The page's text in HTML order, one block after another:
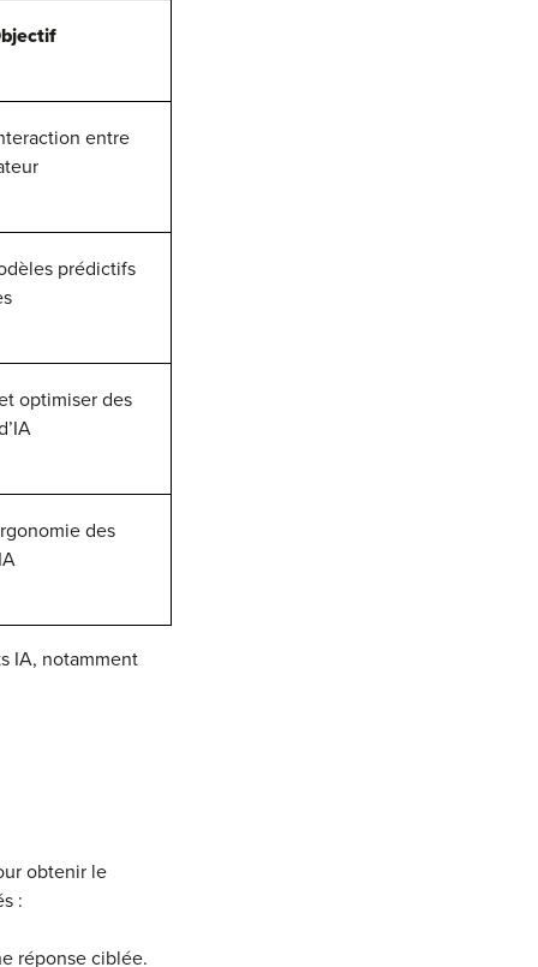
entre
prédictifs
optimiser des
des
IA, notamment
obtenir le
:
réponse ciblée.